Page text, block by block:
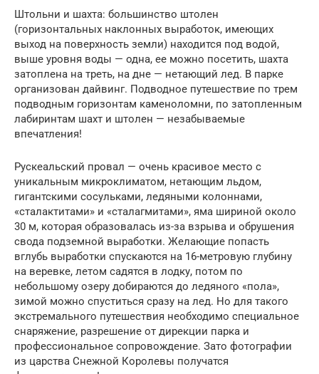
Штольни и шахта: большинство штолен
(горизонтальных наклонных выработок, имеющих
выход на поверхность земли) находится под водой,
выше уровня воды — одна, ее можно посетить, шахта
затоплена на треть, на дне — нетающий лед. В парке
организован дайвинг. Подводное путешествие по трем
подводным горизонтам каменоломни, по затопленным
лабиринтам шахт и штолен — незабываемые
впечатления!
Рускеальский провал — очень красивое место с
уникальным микроклиматом, нетающим льдом,
гигантскими сосульками, ледяными колоннами,
«сталактитами» и «сталагмитами», яма шириной около
30 м, которая образовалась из-за взрыва и обрушения
свода подземной выработки. Желающие попасть
вглубь выработки спускаются на 16-метровую глубину
на веревке, летом садятся в лодку, потом по
небольшому озеру добираются до ледяного «пола»,
зимой можно спуститься сразу на лед. Но для такого
экстремального путешествия необходимо специальное
снаряжение, разрешение от дирекции парка и
профессиональное сопровождение. Зато фотографии
из царства Снежной Королевы получатся